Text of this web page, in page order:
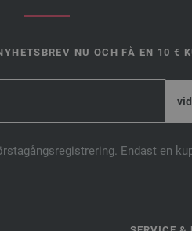
NU OCH FÅ EN 10 €
Endast en